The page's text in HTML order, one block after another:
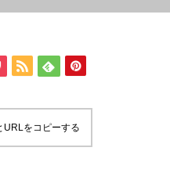
URLをコピーする